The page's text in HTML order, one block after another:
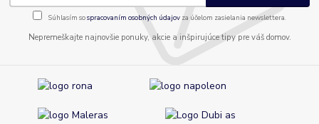
Súhlasím sospracovaním osobných údajov za účelom zasielania newslettera.
Nepremeškajte najnovšie ponuky, akcie a inšpirujúce tipy pre váš domov.